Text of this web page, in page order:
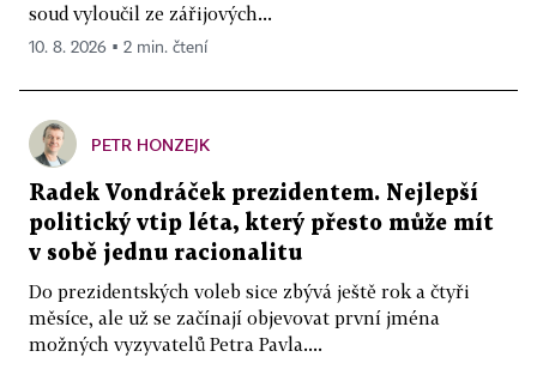
soud vyloučil ze zářijových...
10. 8. 2026 ▪ 2 min. čtení
PETR HONZEJK
Radek Vondráček prezidentem. Nejlepší
politický vtip léta, který přesto může mít
v sobě jednu racionalitu
Do prezidentských voleb sice zbývá ještě rok a čtyři
měsíce, ale už se začínají objevovat první jména
možných vyzyvatelů Petra Pavla....